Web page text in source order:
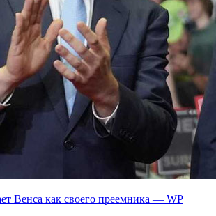
Венса как своего преемника — WP